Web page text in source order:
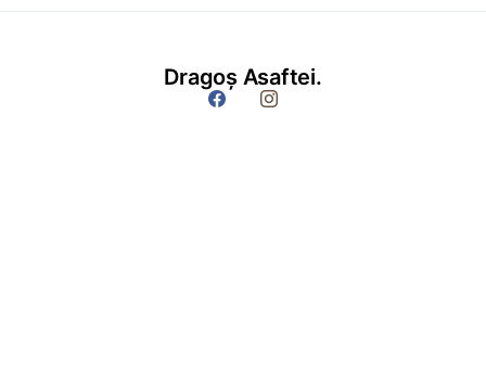
Dragoș Asaftei.